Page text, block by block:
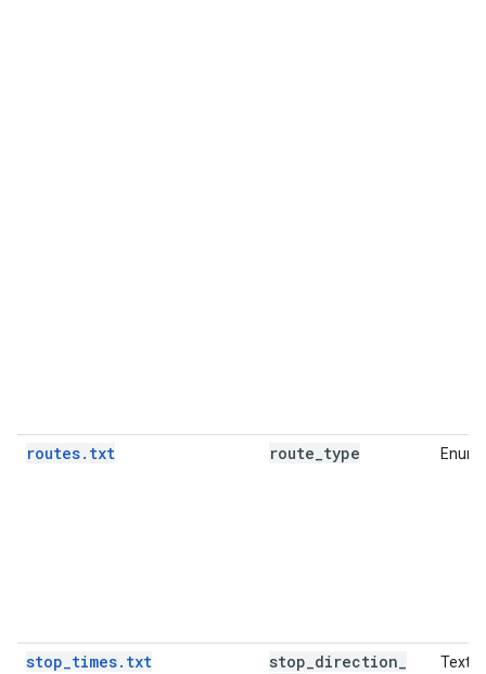
routes.txt route type Enum
stop_times.txt stop direction Text